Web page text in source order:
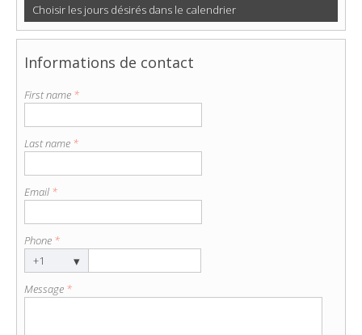
Choisir les jours désirés dans le calendrier
Informations de contact
First name *
Last name *
Email *
Phone *
+1
▾
Message *